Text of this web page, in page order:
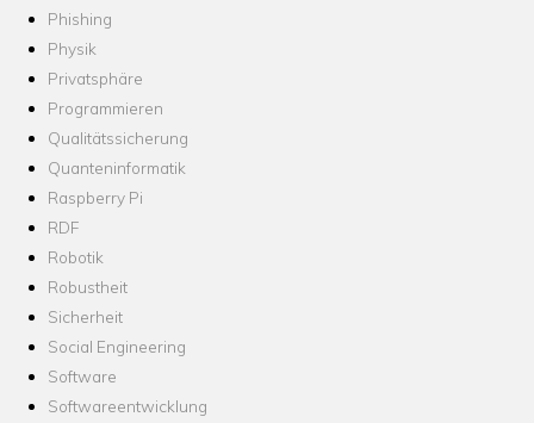
Phishing
Physik
Privatsphäre
Programmieren
Qualitätssicherung
Quanteninformatik
Raspberry Pi
RDF
Robotik
Robustheit
Sicherheit
Social Engineering
Software
Softwareentwicklung